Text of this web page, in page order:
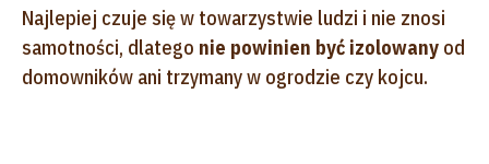
Najlepiej czuje się w towarzystwie ludzi i nie znosi
samotności, dlatego nie powinien być izolowany od
domowników ani trzymany w ogrodzie czy kojcu.